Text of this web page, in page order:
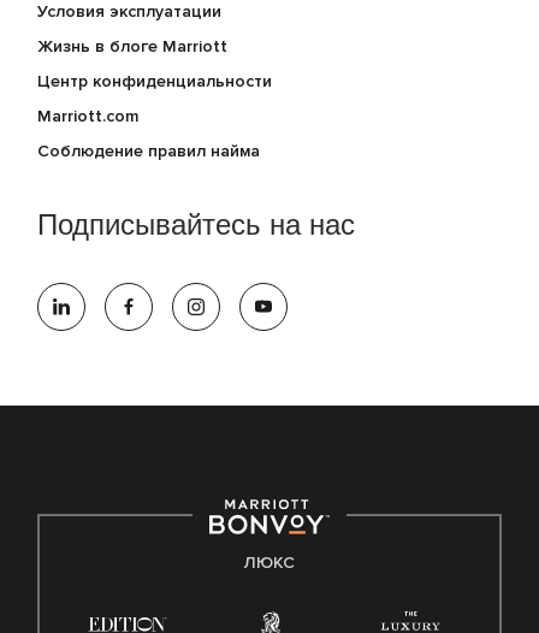
Условия эксплуатации
Жизнь в блоге Marriott
Центр конфиденциальности
Marriott.com
Соблюдение правил найма
Подписывайтесь на нас
ЛЮКС